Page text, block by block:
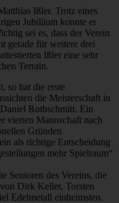
Ißler. Trotz eines
Jubiläum konnte er
sei es, dass der Verein
gerade für weitere drei
Ißler eine sehr
Terrain.
so hat die erste
die Meisterschaft in
Rothschmitt. Ein
vierten Mannschaft nach
Gründen
als richtige Entscheidung
mehr Spielraum“
Senioren des Vereins, die
Dirk Keller, Torsten
Edelmetall einheimsten.